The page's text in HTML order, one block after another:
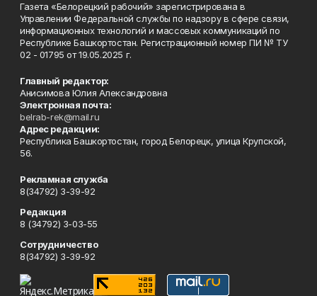
Газета «Белорецкий рабочий» зарегистрирована в
Управлении Федеральной службы по надзору в сфере связи,
информационных технологий и массовых коммуникаций по
Республике Башкортостан. Регистрационный номер ПИ № ТУ
02 - 01795 от 19.05.2025 г.
Главный редактор:
Анисимова Юлия Александровна
Электронная почта:
belrab-rek@mail.ru
Адрес редакции:
Республика Башкортостан, город Белорецк, улица Крупской,
56.
Рекламная служба
8(34792) 3-39-92
Редакция
8 (34792) 3-03-55
Сотрудничество
8(34792) 3-39-92